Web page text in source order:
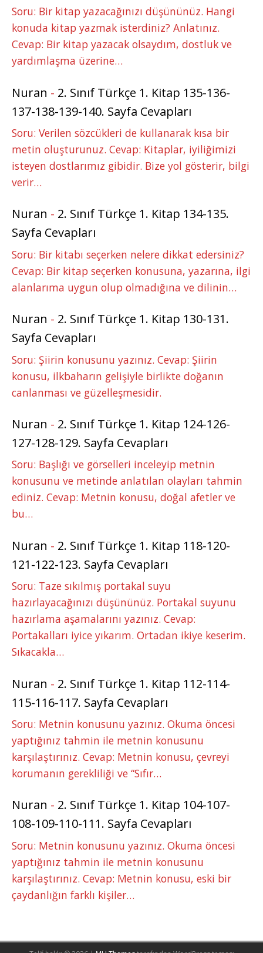
Soru: Bir kitap yazacağınızı düşününüz. Hangi
konuda kitap yazmak isterdiniz? Anlatınız.
Cevap: Bir kitap yazacak olsaydım, dostluk ve
yardımlaşma üzerine…
Nuran - 2. Sınıf Türkçe 1. Kitap 135-136-
137-138-139-140. Sayfa Cevapları
Soru: Verilen sözcükleri de kullanarak kısa bir
metin oluşturunuz. Cevap: Kitaplar, iyiliğimizi
isteyen dostlarımız gibidir. Bize yol gösterir, bilgi
verir…
Nuran - 2. Sınıf Türkçe 1. Kitap 134-135.
Sayfa Cevapları
Soru: Bir kitabı seçerken nelere dikkat edersiniz?
Cevap: Bir kitap seçerken konusuna, yazarına, ilgi
alanlarıma uygun olup olmadığına ve dilinin…
Nuran - 2. Sınıf Türkçe 1. Kitap 130-131.
Sayfa Cevapları
Soru: Şiirin konusunu yazınız. Cevap: Şiirin
konusu, ilkbaharın gelişiyle birlikte doğanın
canlanması ve güzelleşmesidir.
Nuran - 2. Sınıf Türkçe 1. Kitap 124-126-
127-128-129. Sayfa Cevapları
Soru: Başlığı ve görselleri inceleyip metnin
konusunu ve metinde anlatılan olayları tahmin
ediniz. Cevap: Metnin konusu, doğal afetler ve
bu…
Nuran - 2. Sınıf Türkçe 1. Kitap 118-120-
121-122-123. Sayfa Cevapları
Soru: Taze sıkılmış portakal suyu
hazırlayacağınızı düşününüz. Portakal suyunu
hazırlama aşamalarını yazınız. Cevap:
Portakalları iyice yıkarım. Ortadan ikiye keserim.
Sıkacakla…
Nuran - 2. Sınıf Türkçe 1. Kitap 112-114-
115-116-117. Sayfa Cevapları
Soru: Metnin konusunu yazınız. Okuma öncesi
yaptığınız tahmin ile metnin konusunu
karşılaştırınız. Cevap: Metnin konusu, çevreyi
korumanın gerekliliği ve “Sıfır…
Nuran - 2. Sınıf Türkçe 1. Kitap 104-107-
108-109-110-111. Sayfa Cevapları
Soru: Metnin konusunu yazınız. Okuma öncesi
yaptığınız tahmin ile metnin konusunu
karşılaştırınız. Cevap: Metnin konusu, eski bir
çaydanlığın farklı kişiler…